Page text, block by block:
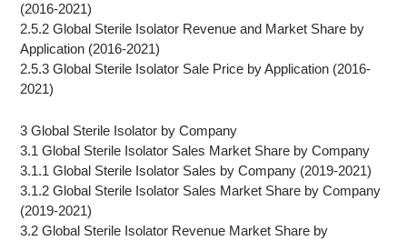
(2016-2021)
2.5.2 Global Sterile Isolator Revenue and Market Share by
Application (2016-2021)
2.5.3 Global Sterile Isolator Sale Price by Application (2016-
2021)
3 Global Sterile Isolator by Company
3.1 Global Sterile Isolator Sales Market Share by Company
3.1.1 Global Sterile Isolator Sales by Company (2019-2021)
3.1.2 Global Sterile Isolator Sales Market Share by Company
(2019-2021)
3.2 Global Sterile Isolator Revenue Market Share by